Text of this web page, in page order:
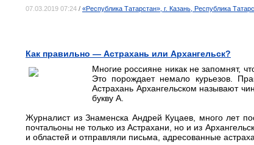
07.03.2019 07:24 / «Республика Татарстан», г. Казань, Республика
Как правильно — Астрахань или Архангельск?
Многие россияне никак не запомнят,
Это порождает немало курьезов.
Астрахань Архангельском называют
букву А.
Журналист из Знаменска Андрей Куцаев, много лет
почтальоны не только из Астрахани, но и из
и областей и отправляли письма, адресованные